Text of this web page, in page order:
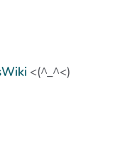
<(^_^<)